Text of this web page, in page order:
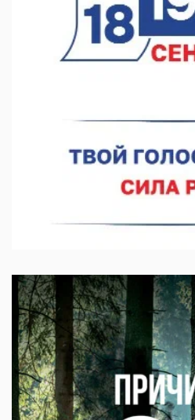
06.08.2026 15:03
Более 30 нижегородцев
06.08.2026 14:46